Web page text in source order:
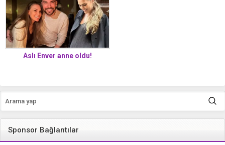
Aslı Enver anne oldu!
Sponsor Bağlantılar